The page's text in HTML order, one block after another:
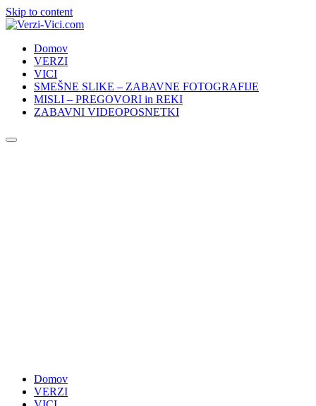
Skip to content
Domov
VERZI
VICI
SMEŠNE SLIKE – ZABAVNE FOTOGRAFIJE
MISLI – PREGOVORI in REKI
ZABAVNI VIDEOPOSNETKI
Domov
VERZI